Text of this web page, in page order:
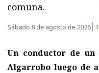
comuna.
Sábado 8 de agosto de 2026
Un conductor de
Algarrobo luego de